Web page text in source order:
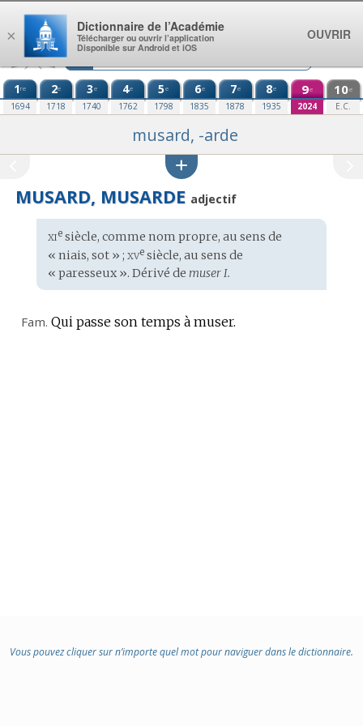
Aller au contenu
1re
1694
2e
1718
3e
1740
4e
1762
5e
1798
6e
1835
7e
1878
8e
1935
9e
2024
10e
E.C.
musard, -arde
MUSARD, MUSARDE adjectif
Étymologie
:
xiesiècle, comme nom propre, au sens de
« niais, sot » ; xvesiècle, au sens de
« paresseux ». Dérivé de muser I.
Fam. Qui passe son temps à muser.
Vous pouvez cliquer sur n’importe quel mot pour naviguer dans le dictionnaire.
×
Dictionnaire de l’Académie
Télécharger ou ouvrir l’application
Disponible sur Android et iOS
OUVRIR